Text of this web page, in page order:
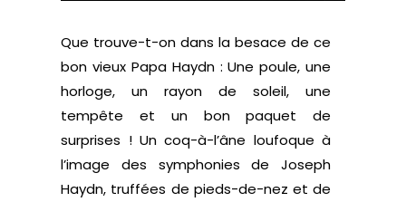
Que trouve-t-on dans la besace de ce
bon vieux Papa Haydn : Une poule, une
horloge, un rayon de soleil, une
tempête et un bon paquet de
surprises ! Un coq-à-l’âne loufoque à
l’image des symphonies de Joseph
Haydn, truffées de pieds-de-nez et de